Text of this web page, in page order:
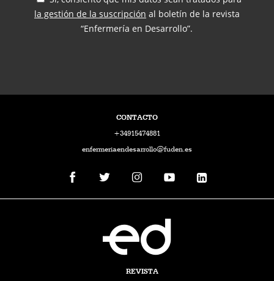
la gestión de la suscripción al boletín de la revista
“Enfermería en Desarrollo”.
CONTACTO
+34915474881
enfermeriaendesarrollo@fuden.es
REVISTA